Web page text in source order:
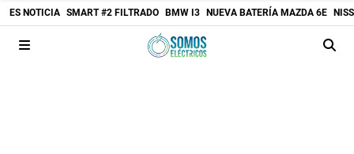
ES NOTICIA SMART #2 FILTRADO BMW I3 NUEVA BATERÍA MAZDA 6E